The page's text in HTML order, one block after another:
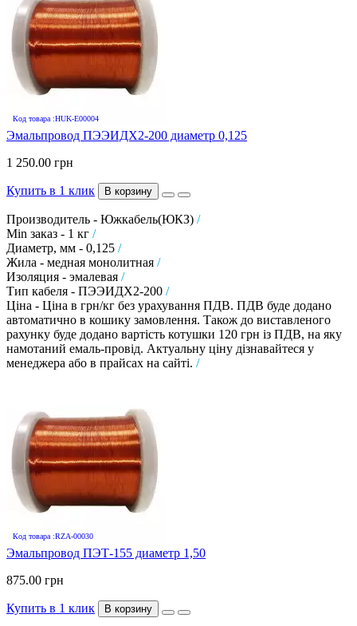
Код товара :HUK-E00004
Эмальпровод ПЭЭИДХ2-200 диаметр 0,125
1 250.00 грн
Купить в 1 клик В корзину
Производитель - Южкабель(ЮКЗ) /
Min заказ - 1 кг /
Диаметр, мм - 0,125 /
Жила - медная монолитная /
Изоляция - эмалевая /
Тип кабеля - ПЭЭИДХ2-200 /
Ціна - Ціна в грн/кг без урахування ПДВ. ПДВ буде додано
автоматично в кошику замовлення. Також до виставленого
рахунку буде додано вартість котушки 120 грн із ПДВ, на яку
намотаний емаль-провід. Актуальну ціну дізнавайтеся у
менеджера або в прайсах на сайті. /
Код товара :RZA-00030
Эмальпровод ПЭТ-155 диаметр 1,50
875.00 грн
Купить в 1 клик В корзину